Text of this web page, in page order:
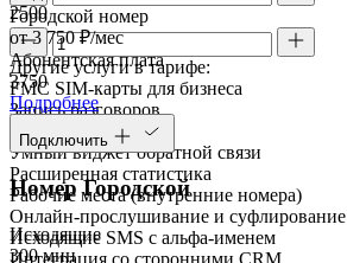
Городской номер
Другие услуги в тарифе:
FMC SIM-карты для бизнеса
Запись разговоров
Речевая аналитика
Умный виджет обратной связи
Расширенная статистика
Рабочие места (внутренние номера)
Онлайн-прослушивание и суфлирование
Исходящие SMS с альфа-именем
2500
от 3 750 ₽/мес
Абонентская плата
3750
Подробнее
Подключить
Номер Городской
Исходящие
300 мин